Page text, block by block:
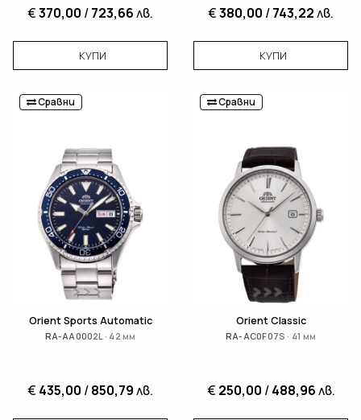
€370,00 /723,66лв.
КУПИ
€380,00 /743,22лв.
КУПИ
Сравни
Orient Sports Automatic
RA-AA0002L · 42 мм
€ 435,00 /850,79лв.
Сравни
Orient Classic
RA-AC0F07S · 41 мм
€ 250,00 /488,96лв.